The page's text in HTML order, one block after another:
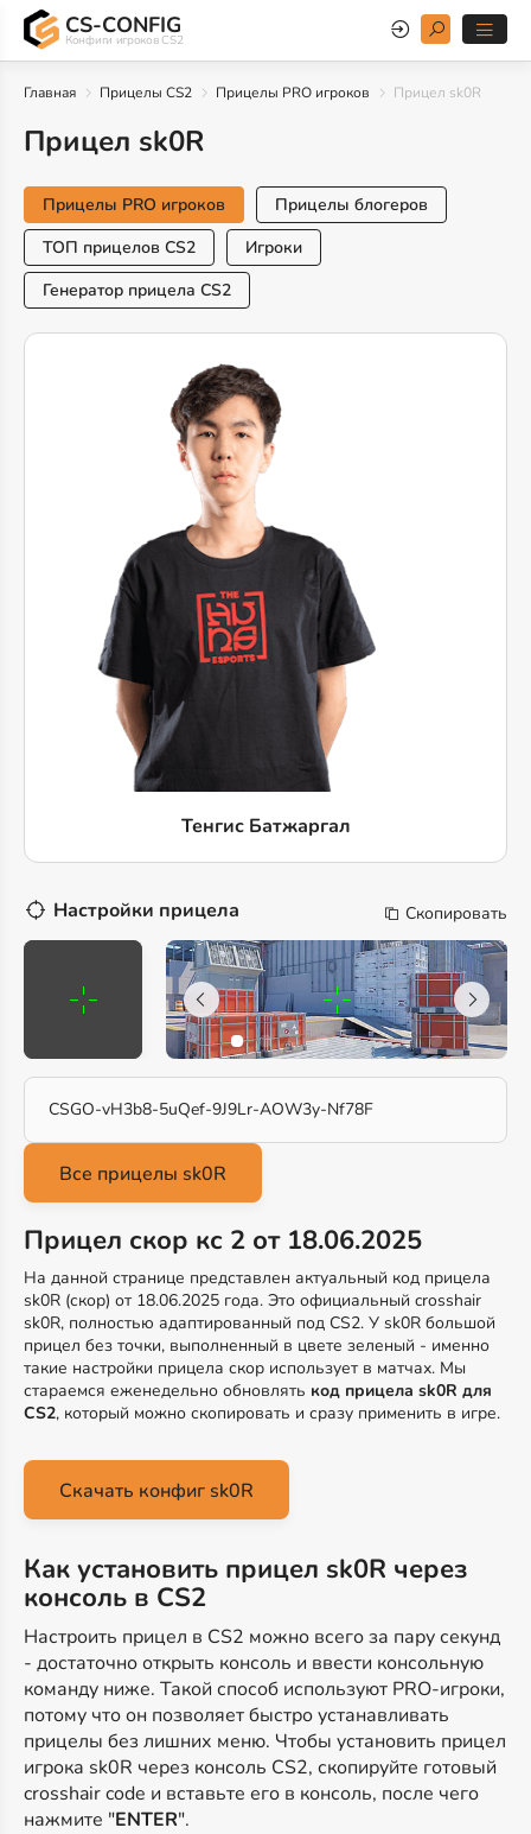
CS-CONFIG
Конфиги игроков CS2
Главная Прицелы CS2 Прицелы PRO игроков Прицел sk0R
Прицел sk0R
Прицелы PRO игроков
Прицелы блогеров
ТОП прицелов CS2
Игроки
Генератор прицела CS2
Тенгис Батжаргал
Настройки прицела Скопировать
CSGO-vH3b8-5uQef-9J9Lr-AOW3y-Nf78F
Прицел скор кс 2 от 18.06.2025
На данной странице представлен актуальный код прицела
sk0R (скор) от 18.06.2025 года. Это официальный crosshair
sk0R, полностью адаптированный под CS2. У sk0R большой
прицел без точки, выполненный в цвете зеленый - именно
такие настройки прицела скор использует в матчах. Мы
стараемся еженедельно обновлять код прицела sk0R для
CS2, который можно скопировать и сразу применить в игре.
Скачать конфиг sk0R
Как установить прицел sk0R через
консоль в CS2
Настроить прицел в CS2 можно всего за пару секунд
- достаточно открыть консоль и ввести консольную
команду ниже. Такой способ используют PRO-игроки,
потому что он позволяет быстро устанавливать
прицелы без лишних меню. Чтобы установить прицел
игрока sk0R через консоль CS2, скопируйте готовый
crosshair code и вставьте его в консоль, после чего
нажмите "ENTER".